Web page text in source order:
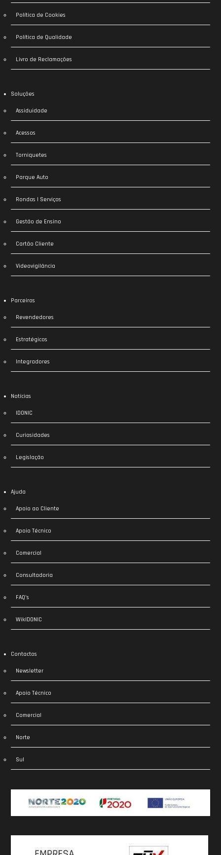
Política de Cookies
Política de Qualidade
Livro de Reclamações
Soluções
Assiduidade
Acessos
Torniquetes
Parque Auto
Rondas | Serviços
Gestão de Ensino
Cartão Cliente
Videovigilância
Parceiros
Revendedores
Estratégicos
Integradores
Notícias
IDONIC
Curiosidades
Legislação
Ajuda
Apoio ao Cliente
Apoio Técnico
Comercial
Consultadoria
FAQ’s
WikIDONIC
Contactos
Newsletter
Apoio Técnico
Comercial
Norte
Sul